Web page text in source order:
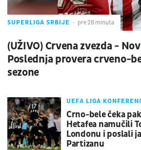
SUPERLIGA SRBIJE pre 28 minuta
(UŽIVO) Crvena zvezda -
Poslednja provera crveno-
sezone
UEFA LIGA
Crno-bele čeka
Hetafea namučili
Londonu i poslali
Partizanu